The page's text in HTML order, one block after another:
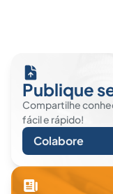
Publique
Compartilhe
fácil e rápido!
Colabore